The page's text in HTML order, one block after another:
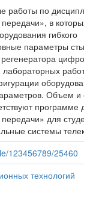
работы по
в которых
гибкого
параметры
работ
Объем и
программе
для
системы
123456789/25460
технологий